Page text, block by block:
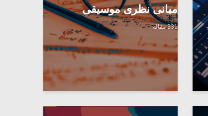
مبانی نظری موسیقی
331 مقاله